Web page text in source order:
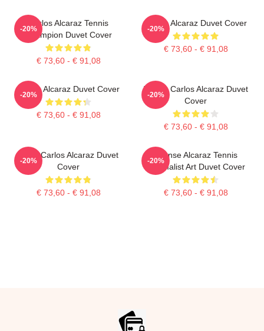
Carlos Alcaraz Tennis
Champion Duvet Cover
€ 73,60 - € 91,08
-20%
Carlos Alcaraz Duvet Cover
€ 73,60 - € 91,08
-20%
Carlos Alcaraz Duvet Cover
€ 73,60 - € 91,08
-20%
Tennis Carlos Alcaraz Duvet
Cover
€ 73,60 - € 91,08
-20%
Tenis Carlos Alcaraz Duvet
Cover
€ 73,60 - € 91,08
-20%
Intense Alcaraz Tennis
Minimalist Art Duvet Cover
€ 73,60 - € 91,08
-20%